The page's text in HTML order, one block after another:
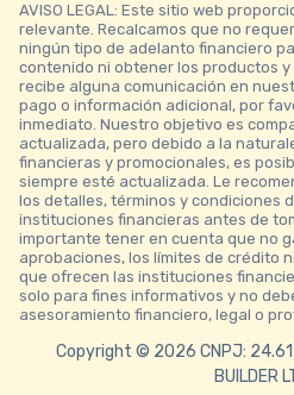
AVISO LEGAL: Este sitio web
relevante. Recalcamos que no
ningún tipo de adelanto financiero
contenido ni obtener los productos y
recibe alguna comunicación en
pago o información adicional, por
inmediato. Nuestro objetivo es
actualizada, pero debido a la
financieras y promocionales, es
siempre esté actualizada. Le
los detalles, términos y condiciones
instituciones financieras antes de
importante tener en cuenta que no
aprobaciones, los límites de crédito
que ofrecen las instituciones
solo para fines informativos y no
asesoramiento financiero, legal o
Copyright © 2026 CNPJ:
BUILDER